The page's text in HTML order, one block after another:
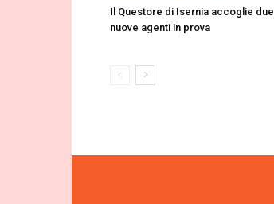
Il Questore di Isernia accoglie due
nuove agenti in prova